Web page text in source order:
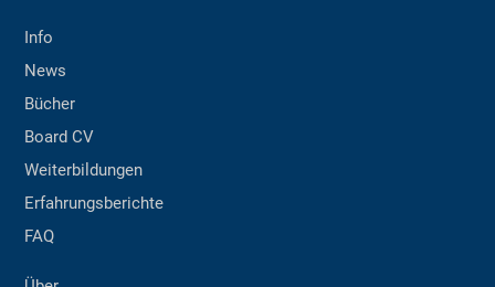
Info
News
Bücher
Board CV
Weiterbildungen
Erfahrungsberichte
FAQ